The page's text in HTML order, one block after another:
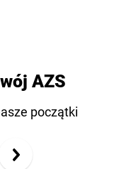
AZS
początki